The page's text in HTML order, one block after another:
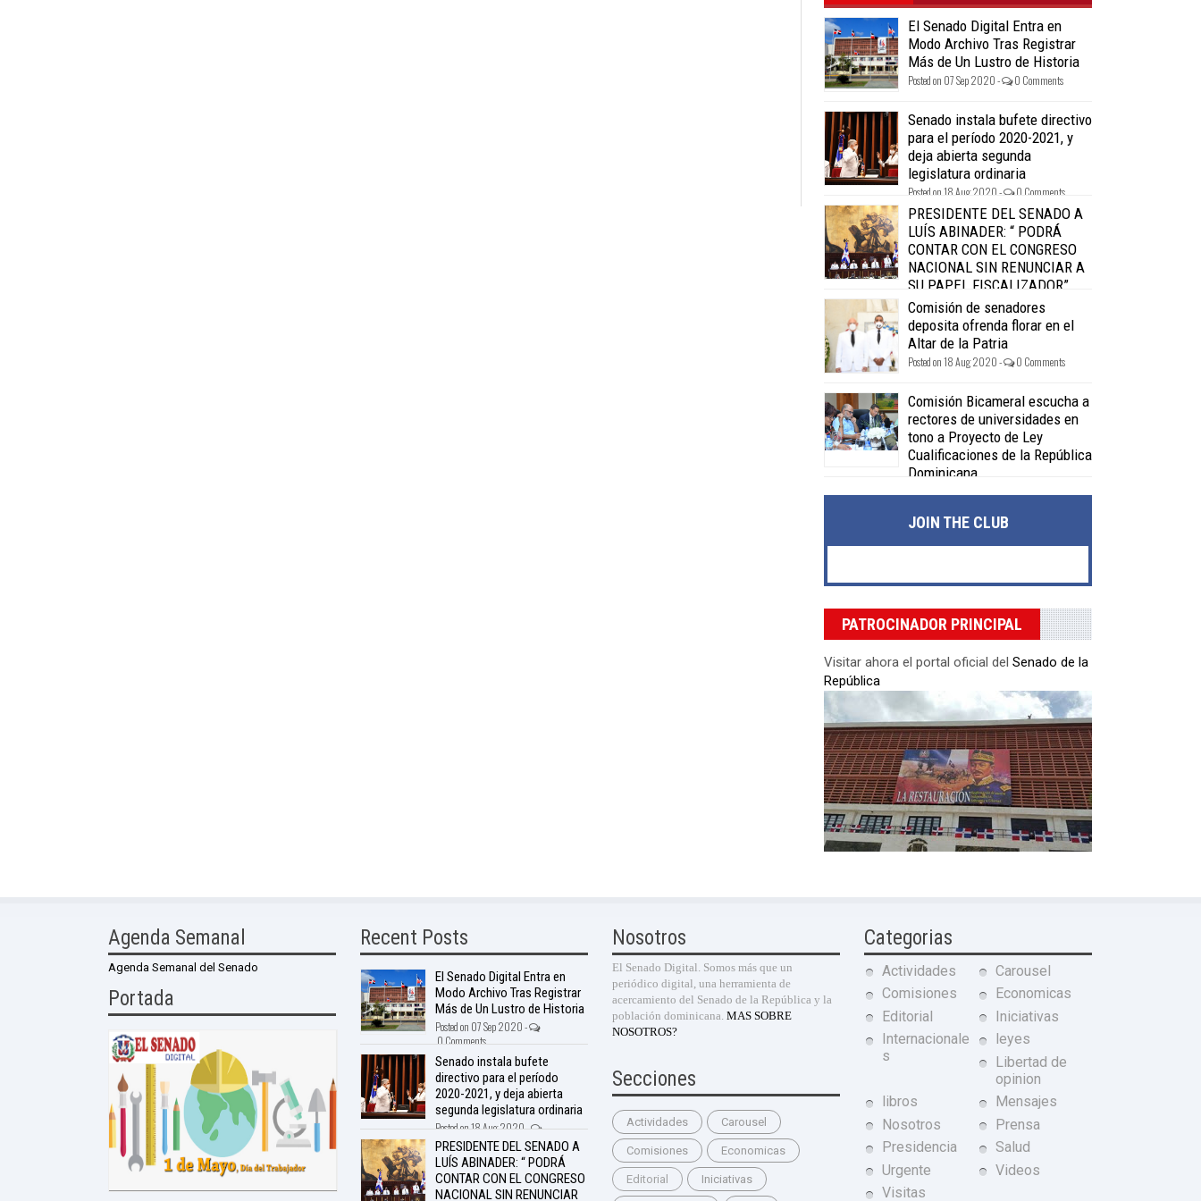
El Senado Digital Entra en
Modo Archivo Tras Registrar
Más de Un Lustro de Historia
Posted on 07 Sep 2020 - 0 Comments
Senado instala bufete directivo
para el período 2020-2021, y
deja abierta segunda
legislatura ordinaria
Posted on 18 Aug 2020 - 0 Comments
PRESIDENTE DEL SENADO A
LUÍS ABINADER: “ PODRÁ
CONTAR CON EL CONGRESO
NACIONAL SIN RENUNCIAR A
SU PAPEL FISCALIZADOR”.
Posted on 18 Aug 2020 - 0 Comments
Comisión de senadores
deposita ofrenda florar en el
Altar de la Patria
Posted on 18 Aug 2020 - 0 Comments
Comisión Bicameral escucha a
rectores de universidades en
tono a Proyecto de Ley
Cualificaciones de la República
Dominicana
JOIN THE CLUB
PATROCINADOR PRINCIPAL
Visitar ahora el portal oficial del Senado de la
República
Agenda Semanal
Agenda Semanal del Senado
Portada
Recent Posts
El Senado Digital Entra en
Modo Archivo Tras Registrar
Más de Un Lustro de Historia
Posted on 07 Sep 2020 -
0 Comments
Senado instala bufete
directivo para el período
2020-2021, y deja abierta
segunda legislatura ordinaria
Posted on 18 Aug 2020 -
0 Comments
PRESIDENTE DEL SENADO A
LUÍS ABINADER: “ PODRÁ
CONTAR CON EL CONGRESO
NACIONAL SIN RENUNCIAR
Nosotros
El Senado Digital. Somos más que un
periódico digital, una herramienta de
acercamiento del Senado de la República y la
población dominicana.MAS SOBRE
NOSOTROS?
Secciones
Actividades Carousel
Comisiones Economicas
Editorial Iniciativas
Categorias
Actividades
Carousel
Comisiones
Economicas
Editorial
Iniciativas
Internacionale
s
leyes
Libertad de
opinion
libros
Mensajes
Nosotros
Prensa
Presidencia
Salud
Urgente
Videos
Visitas